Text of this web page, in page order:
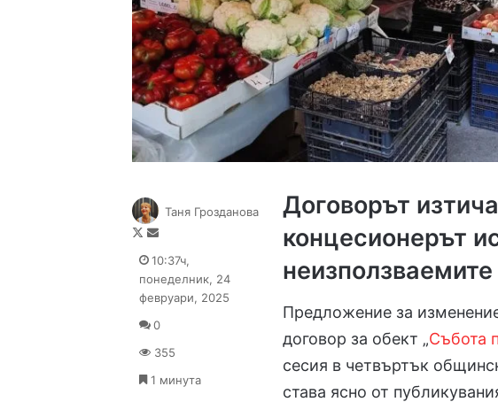
Договорът
концесионерът
Предложение за
договор за обект „Събота
сесия в четвъртък
става ясно от
Таня Грозданова
Follow
Send
email
10:37ч,
понеделник, 24
февруари, 2025
0
355
1 минута